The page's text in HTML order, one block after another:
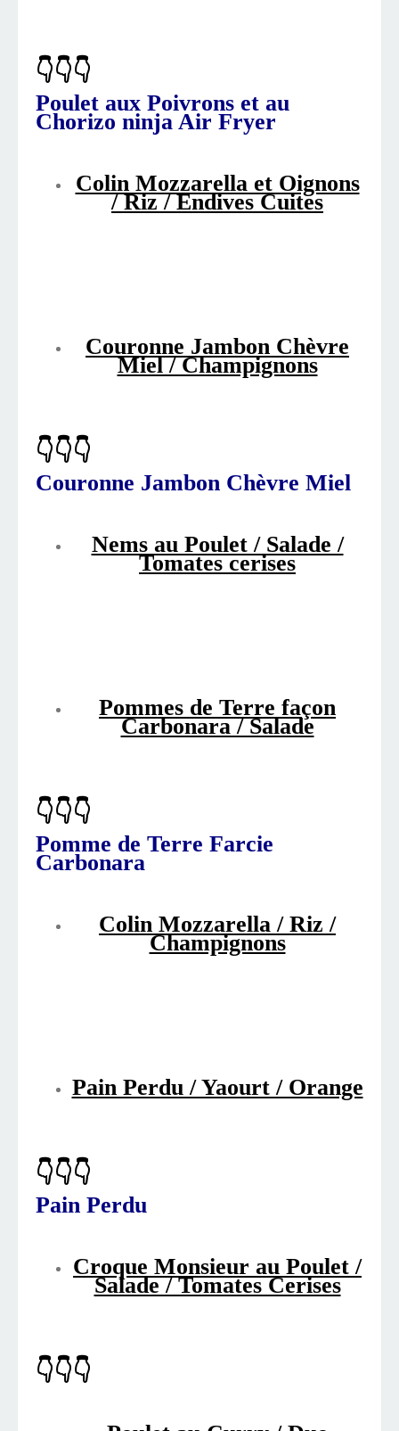
👇👇👇
Poulet aux Poivrons et au
Chorizo ninja Air Fryer
Colin Mozzarella et Oignons
/ Riz / Endives Cuites
Couronne Jambon Chèvre
Miel / Champignons
👇👇👇
Couronne Jambon Chèvre Miel
Nems au Poulet / Salade /
Tomates cerises
Pommes de Terre façon
Carbonara / Salade
👇👇👇
Pomme de Terre Farcie
Carbonara
Colin Mozzarella / Riz /
Champignons
Pain Perdu / Yaourt / Orange
👇👇👇
Pain Perdu
Croque Monsieur au Poulet /
Salade / Tomates Cerises
👇👇👇